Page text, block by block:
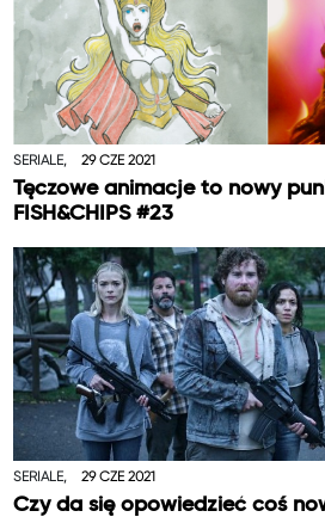
SERIALE, 29 CZE 2021
Tęczowe animacje to nowy
FISH&CHIPS #23
SERIALE, 29 CZE 2021
Czy da się opowiedzieć coś